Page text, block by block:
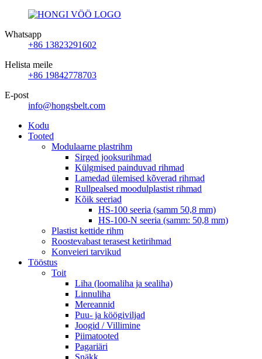
Whatsapp
+86 13823291602
Helista meile
+86 19842778703
E-post
info@hongsbelt.com
Kodu
Tooted
Modulaarne plastrihm
Sirged jooksurihmad
Külgmised painduvad rihmad
Lamedad ülemised kõverad rihmad
Rullpealsed moodulplastist rihmad
Kõik seeriad
HS-100 seeria (samm 50,8 mm)
HS-100-N seeria (samm: 50,8 mm)
Plastist kettide rihm
Roostevabast terasest ketirihmad
Konveieri tarvikud
Tööstus
Toit
Liha (loomaliha ja sealiha)
Linnuliha
Mereannid
Puu- ja köögiviljad
Joogid / Villimine
Piimatooted
Pagariäri
Snäkk